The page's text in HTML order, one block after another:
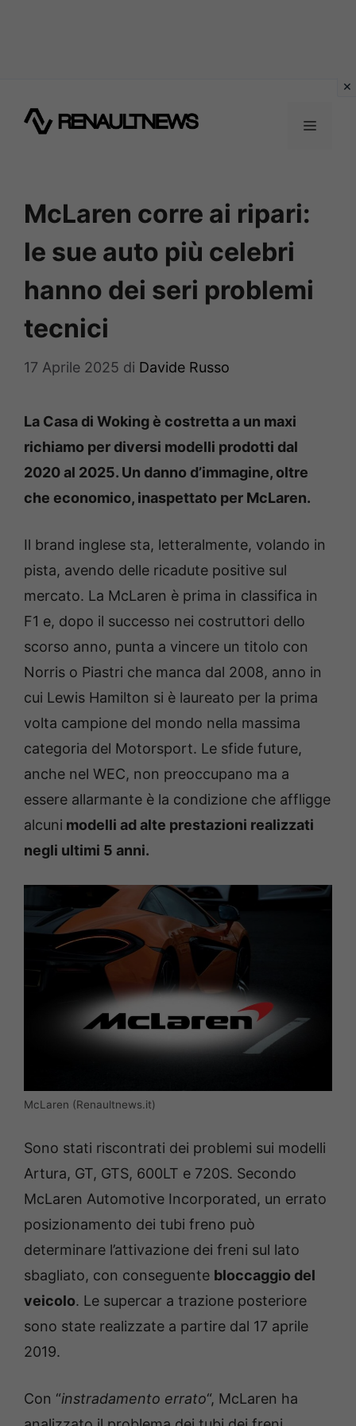
MENU
McLaren corre ai ripari:
le sue auto più celebri
hanno dei seri problemi
tecnici
17 Aprile 2025 di Davide Russo
La Casa di Woking è costretta a un maxi
richiamo per diversi modelli prodotti dal
2020 al 2025. Un danno d’immagine, oltre
che economico, inaspettato per McLaren.
Il brand inglese sta, letteralmente, volando in
pista, avendo delle ricadute positive sul
mercato. La McLaren è prima in classifica in
F1 e, dopo il successo nei costruttori dello
scorso anno, punta a vincere un titolo con
Norris o Piastri che manca dal 2008, anno in
cui Lewis Hamilton si è laureato per la prima
volta campione del mondo nella massima
categoria del Motorsport. Le sfide future,
anche nel WEC, non preoccupano ma a
essere allarmante è la condizione che affligge
alcuni modelli ad alte prestazioni realizzati
negli ultimi 5 anni.
McLaren (Renaultnews.it)
Sono stati riscontrati dei problemi sui modelli
Artura, GT, GTS, 600LT e 720S. Secondo
McLaren Automotive Incorporated, un errato
posizionamento dei tubi freno può
determinare l’attivazione dei freni sul lato
sbagliato, con conseguente bloccaggio del
veicolo. Le supercar a trazione posteriore
sono state realizzate a partire dal 17 aprile
2019.
Con “instradamento errato“, McLaren ha